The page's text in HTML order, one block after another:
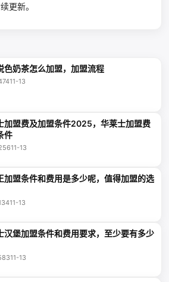
更新。
色奶茶怎么加盟，加盟流程
11-13
加盟费及加盟条件2025，华莱士加盟费
件
11-13
加盟条件和费用是多少呢，值得加盟的选
11-13
汉堡加盟条件和费用要求，至少要有多少
11-13